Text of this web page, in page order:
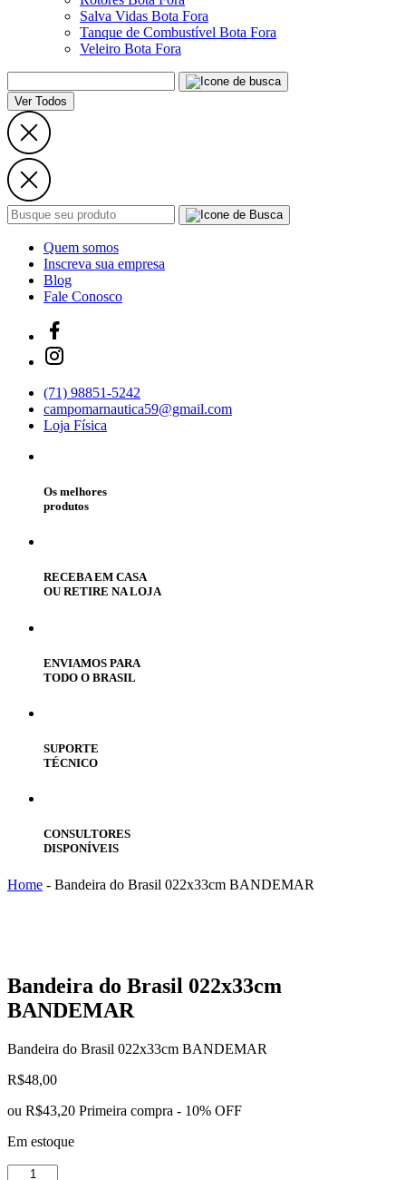
Salva Vidas Bota Fora
Tanque de Combustível Bota Fora
Veleiro Bota Fora
Ver Todos
Quem somos
Inscreva sua empresa
Blog
Fale Conosco
(71) 98851-5242
campomarnautica59@gmail.com
Loja Física
Os melhores
produtos
RECEBA EM CASA
OU RETIRE NA LOJA
ENVIAMOS PARA
TODO O BRASIL
SUPORTE
TÉCNICO
CONSULTORES
DISPONÍVEIS
Home - Bandeira do Brasil 022x33cm BANDEMAR
Bandeira do Brasil 022x33cm
BANDEMAR
Bandeira do Brasil 022x33cm BANDEMAR
R$48,00
ou R$43,20 Primeira compra - 10% OFF
Em estoque
Bandeira